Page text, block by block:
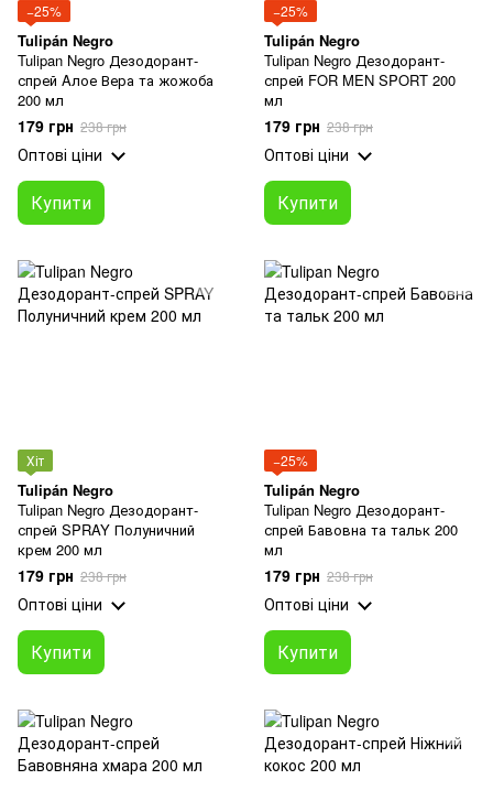
−25%
Tulipán Negro
Tulipan Negro Дезодорант-
спрей Aлое Вера та жожоба
200 мл
179 грн 238 грн
Оптові ціни
Купити
−25%
Tulipán Negro
Tulipan Negro Дезодорант-
спрей FOR MEN SPORT 200
мл
179 грн 238 грн
Оптові ціни
Купити
Хіт
Tulipán Negro
Tulipan Negro Дезодорант-
спрей SPRAY Полуничний
крем 200 мл
179 грн 238 грн
Оптові ціни
Купити
−25%
Tulipán Negro
Tulipan Negro Дезодорант-
спрей Бавовна та тальк 200
мл
179 грн 238 грн
Оптові ціни
Купити